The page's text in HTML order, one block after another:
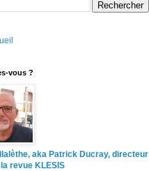
vous ?
aka Patrick Ducray, directeur
revue KLESIS